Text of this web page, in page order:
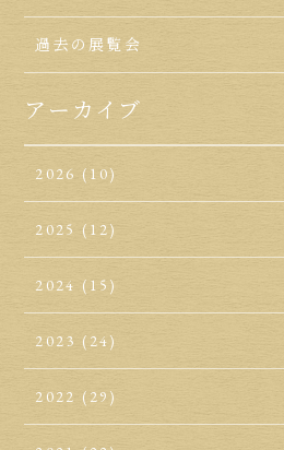
過去の展覧会
アーカイブ
2026 (10)
2025 (12)
2024 (15)
2023 (24)
2022 (29)